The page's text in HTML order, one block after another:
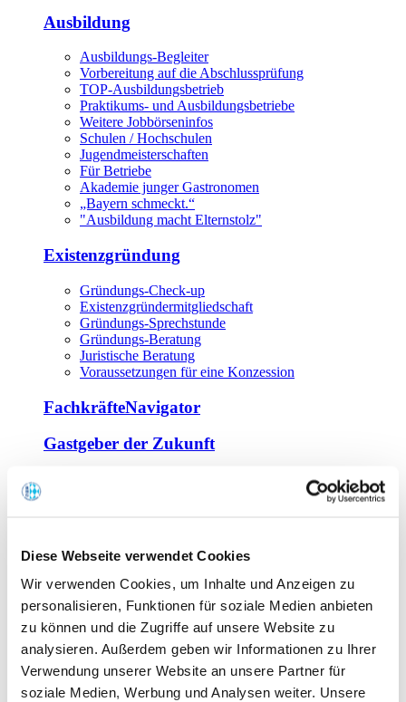
Diese Webseite verwendet Cookies
Wir verwenden Cookies, um Inhalte und Anzeigen zu
personalisieren, Funktionen für soziale Medien anbieten
zu können und die Zugriffe auf unsere Website zu
analysieren. Außerdem geben wir Informationen zu Ihrer
Verwendung unserer Website an unsere Partner für
soziale Medien, Werbung und Analysen weiter. Unsere
Ausbildung
Ausbildungs-Begleiter
Vorbereitung auf die Abschlussprüfung
TOP-Ausbildungsbetrieb
Praktikums- und Ausbildungsbetriebe
Weitere Jobbörseninfos
Schulen / Hochschulen
Jugendmeisterschaften
Für Betriebe
Akademie junger Gastronomen
„Bayern schmeckt.“
"Ausbildung macht Elternstolz"
Existenzgründung
Gründungs-Check-up
Existenzgründermitgliedschaft
Gründungs-Sprechstunde
Gründungs-Beratung
Juristische Beratung
Voraussetzungen für eine Konzession
FachkräfteNavigator
Gastgeber der Zukunft
Offene Seminare
Tagen im Palais
Wirte-und Unternehmerbrief
Lernplattform BOUNTI
Partner
Branchennahe Organisationen